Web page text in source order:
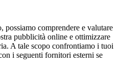
possiamo comprendere e valutare
pubblicità online e ottimizzare
A tale scopo confrontiamo i tuoi
i seguenti fornitori esterni se